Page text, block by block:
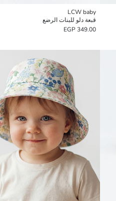
LCW baby
قبعة دلو للبنات الرضع
349.00 EGP